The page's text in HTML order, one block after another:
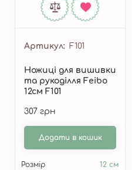
Артикул F101
Ножиці для вишивки
та рукоділля Feibo
12см F101
307 грн
Додати в кошик
Розмір
12 см